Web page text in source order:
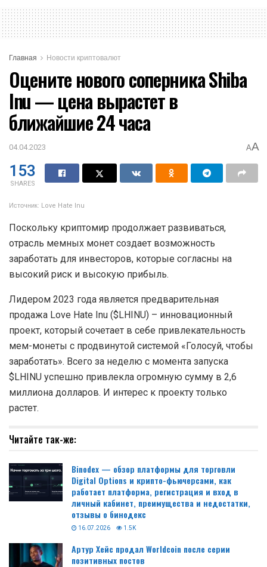
Главная Новости криптовалют
Оцените нового соперника Shiba
Inu — цена вырастет в
ближайшие 24 часа
04.04.2023 AA
153
SHARES
Источник: Love Hate Inu
Поскольку криптомир продолжает развиваться,
отрасль мемных монет создает возможность
заработать для инвесторов, которые согласны на
высокий риск и высокую прибыль.
Лидером 2023 года является предварительная
продажа Love Hate Inu ($LHINU) – инновационный
проект, который сочетает в себе привлекательность
мем-монеты с продвинутой системой «Голосуй, чтобы
заработать». Всего за неделю с момента запуска
$LHINU успешно привлекла огромную сумму в 2,6
миллиона долларов. И интерес к проекту только
растет.
Читайте так-же:
Binodex — обзор платформы для торговли
Digital Options и крипто-фьючерсами, как
работает платформа, регистрация и вход в
личный кабинет, преимущества и недостатки,
отзывы о бинодекс
16.07.2026 1.5K
Артур Хейс продал Worldcoin после серии
позитивных постов